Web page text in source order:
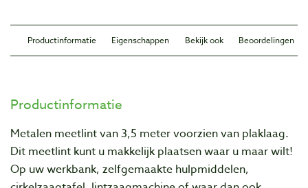
Productinformatie Eigenschappen Bekijk ook Beoordelingen
Productinformatie
Metalen meetlint van 3,5 meter voorzien van plaklaag.
Dit meetlint kunt u makkelijk plaatsen waar u maar wilt!
Op uw werkbank, zelfgemaakte hulpmiddelen,